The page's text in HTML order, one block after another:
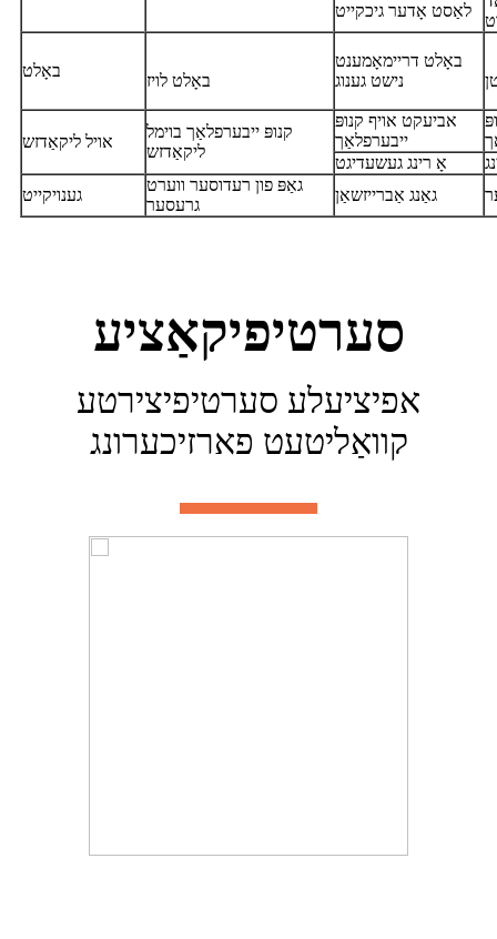
לאַסט אָדער גיכקייט
באָלט
באָלט לויז
באָלט דריימאָמענט
נישט גענוג
אויל ליקאַדזש
קנופּ ייבערפלאַך בוימל
ליקאַדזש
אביעקט אויף קנופּ
ייבערפלאַך
אָ רינג געשעדיגט
גענויקייט
גאַפּ פון רעדוסער ווערט
גרעסער
גאַנג אַברייזשאַן
סערטיפיקאַציע
אפיציעלע סערטיפיצירטע
קוואַליטעט פארזיכערונג